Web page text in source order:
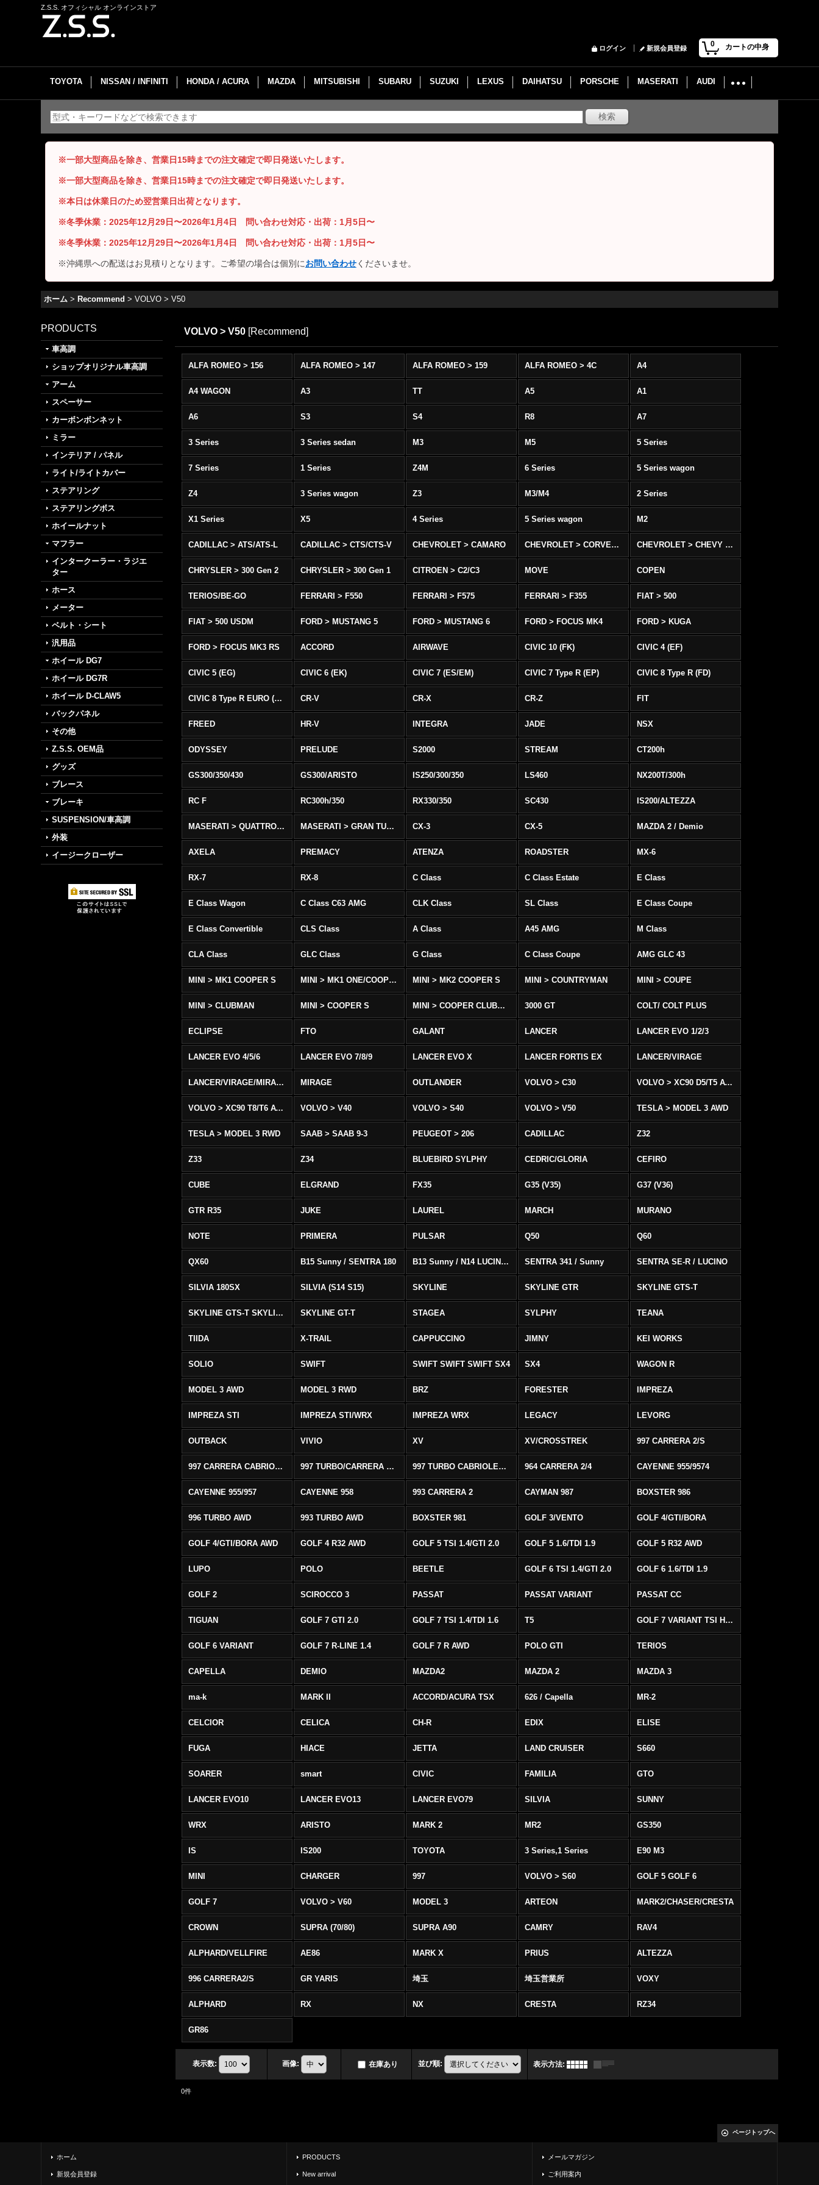
Z.S.S. オフィシャル オンラインストア
0 カートの中身
ログイン 新規会員登録
TOYOTA NISSAN / INFINITI HONDA / ACURA MAZDA MITSUBISHI SUBARU SUZUKI LEXUS DAIHATSU PORSCHE MASERATI AUDI
※一部大型商品を除き、営業日15時までの注文確定で即日発送いたします。
※一部大型商品を除き、営業日15時までの注文確定で即日発送いたします。
※本日は休業日のため翌営業日出荷となります。
※冬季休業：2025年12月29日〜2026年1月4日 問い合わせ対応・出荷：1月5日〜
※冬季休業：2025年12月29日〜2026年1月4日 問い合わせ対応・出荷：1月5日〜
※沖縄県への配送はお見積りとなります。ご希望の場合は個別にお問い合わせくださいませ。
ホーム > Recommend > VOLVO > V50
PRODUCTS
車高調
ショップオリジナル車高調
アーム
スペーサー
カーボンボンネット
ミラー
インテリア / パネル
ライト/ライトカバー
ステアリング
ステアリングボス
ホイールナット
マフラー
インタークーラー・ラジエ
ター
ホース
メーター
ベルト・シート
汎用品
ホイール DG7
ホイール DG7R
ホイール D-CLAW5
バックパネル
その他
Z.S.S. OEM品
グッズ
ブレース
ブレーキ
SUSPENSION/車高調
外装
イージークローザー
VOLVO > V50 [Recommend]
ALFA ROMEO > 156 ALFA ROMEO > 147 ALFA ROMEO > 159 ALFA ROMEO > 4C A4
A4 WAGON A3 TT A5 A1
A6 S3 S4 R8 A7
3 Series 3 Series sedan M3 M5 5 Series
7 Series 1 Series Z4M 6 Series 5 Series wagon
Z4 3 Series wagon Z3 M3/M4 2 Series
X1 Series X5 4 Series 5 Series wagon M2
CADILLAC > ATS/ATS-L CADILLAC > CTS/CTS-V CHEVROLET > CAMARO CHEVROLET > CORVETTE C5/C6 CHEVROLET > CHEVY SS
CHRYSLER > 300 Gen 2 CHRYSLER > 300 Gen 1 CITROEN > C2/C3 MOVE COPEN
TERIOS/BE-GO FERRARI > F550 FERRARI > F575 FERRARI > F355 FIAT > 500
FIAT > 500 USDM FORD > MUSTANG 5 FORD > MUSTANG 6 FORD > FOCUS MK4 FORD > KUGA
FORD > FOCUS MK3 RS ACCORD AIRWAVE CIVIC 10 (FK) CIVIC 4 (EF)
CIVIC 5 (EG) CIVIC 6 (EK) CIVIC 7 (ES/EM) CIVIC 7 Type R (EP) CIVIC 8 Type R (FD)
CIVIC 8 Type R EURO (FN) CR-V CR-X CR-Z FIT
FREED HR-V INTEGRA JADE NSX
ODYSSEY PRELUDE S2000 STREAM CT200h
GS300/350/430 GS300/ARISTO IS250/300/350 LS460 NX200T/300h
RC F RC300h/350 RX330/350 SC430 IS200/ALTEZZA
MASERATI > QUATTROPORTE MASERATI > GRAN TURISMO CX-3 CX-5 MAZDA 2 / Demio
AXELA PREMACY ATENZA ROADSTER MX-6
RX-7 RX-8 C Class C Class Estate E Class
E Class Wagon C Class C63 AMG CLK Class SL Class E Class Coupe
E Class Convertible CLS Class A Class A45 AMG M Class
CLA Class GLC Class G Class C Class Coupe AMG GLC 43
MINI > MK1 COOPER S MINI > MK1 ONE/COOPER MINI > MK2 COOPER S MINI > COUNTRYMAN MINI > COUPE
MINI > CLUBMAN MINI > COOPER S MINI > COOPER CLUBMAN 3000 GT COLT/ COLT PLUS
ECLIPSE FTO GALANT LANCER LANCER EVO 1/2/3
LANCER EVO 4/5/6 LANCER EVO 7/8/9 LANCER EVO X LANCER FORTIS EX LANCER/VIRAGE
LANCER/VIRAGE/MIRAGE MIRAGE OUTLANDER VOLVO > C30 VOLVO > XC90 D5/T5 AWD
VOLVO > XC90 T8/T6 AWD VOLVO > V40 VOLVO > S40 VOLVO > V50 TESLA > MODEL 3 AWD
TESLA > MODEL 3 RWD SAAB > SAAB 9-3 PEUGEOT > 206 CADILLAC Z32
Z33 Z34 BLUEBIRD SYLPHY CEDRIC/GLORIA CEFIRO
CUBE ELGRAND FX35 G35 (V35) G37 (V36)
GTR R35 JUKE LAUREL MARCH MURANO
NOTE PRIMERA PULSAR Q50 Q60
QX60 B15 Sunny / SENTRA 180 B13 Sunny / N14 LUCINO / SENTRA 331 SENTRA 341 / Sunny SENTRA SE-R / LUCINO
SILVIA 180SX SILVIA (S14 S15) SKYLINE SKYLINE GTR SKYLINE GTS-T
SKYLINE GTS-T SKYLINE GTS-T SKYLINE GT-T STAGEA SYLPHY TEANA
TIIDA X-TRAIL CAPPUCCINO JIMNY KEI WORKS
SOLIO SWIFT SWIFT SWIFT SWIFT SX4 SX4 WAGON R
MODEL 3 AWD MODEL 3 RWD BRZ FORESTER IMPREZA
IMPREZA STI IMPREZA STI/WRX IMPREZA WRX LEGACY LEVORG
OUTBACK VIVIO XV XV/CROSSTREK 997 CARRERA 2/S
997 CARRERA CABRIOLET 2/S 997 TURBO/CARRERA 4/4S AWD 997 TURBO CABRIOLET AWD 964 CARRERA 2/4 CAYENNE 955/9574
CAYENNE 955/957 CAYENNE 958 993 CARRERA 2 CAYMAN 987 BOXSTER 986
996 TURBO AWD 993 TURBO AWD BOXSTER 981 GOLF 3/VENTO GOLF 4/GTI/BORA
GOLF 4/GTI/BORA AWD GOLF 4 R32 AWD GOLF 5 TSI 1.4/GTI 2.0 GOLF 5 1.6/TDI 1.9 GOLF 5 R32 AWD
LUPO POLO BEETLE GOLF 6 TSI 1.4/GTI 2.0 GOLF 6 1.6/TDI 1.9
GOLF 2 SCIROCCO 3 PASSAT PASSAT VARIANT PASSAT CC
TIGUAN GOLF 7 GTI 2.0 GOLF 7 TSI 1.4/TDI 1.6 T5 GOLF 7 VARIANT TSI HIGHLINE/R-LINE
GOLF 6 VARIANT GOLF 7 R-LINE 1.4 GOLF 7 R AWD POLO GTI TERIOS
CAPELLA DEMIO MAZDA2 MAZDA 2 MAZDA 3
ma-k MARK II ACCORD/ACURA TSX 626 / Capella MR-2
CELCIOR CELICA CH-R EDIX ELISE
FUGA HIACE JETTA LAND CRUISER S660
SOARER smart CIVIC FAMILIA GTO
LANCER EVO10 LANCER EVO13 LANCER EVO79 SILVIA SUNNY
WRX ARISTO MARK 2 MR2 GS350
IS IS200 TOYOTA 3 Series,1 Series E90 M3
MINI CHARGER 997 VOLVO > S60 GOLF 5 GOLF 6
GOLF 7 VOLVO > V60 MODEL 3 ARTEON MARK2/CHASER/CRESTA
CROWN SUPRA (70/80) SUPRA A90 CAMRY RAV4
ALPHARD/VELLFIRE AE86 MARK X PRIUS ALTEZZA
996 CARRERA2/S GR YARIS 埼玉 埼玉営業所 VOXY
ALPHARD RX NX CRESTA RZ34
GR86
表示数: 画像: 在庫あり 並び順: 表示方法:
0件
ページトップへ
ホーム
新規会員登録
PRODUCTS
New arrival
メールマガジン
ご利用案内